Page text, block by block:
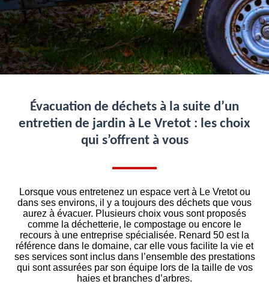
Évacuation de déchets à la suite d’un
entretien de jardin à Le Vretot : les choix
qui s’offrent à vous
Lorsque vous entretenez un espace vert à Le Vretot ou
dans ses environs, il y a toujours des déchets que vous
aurez à évacuer. Plusieurs choix vous sont proposés
comme la déchetterie, le compostage ou encore le
recours à une entreprise spécialisée. Renard 50 est la
référence dans le domaine, car elle vous facilite la vie et
ses services sont inclus dans l’ensemble des prestations
qui sont assurées par son équipe lors de la taille de vos
haies et branches d’arbres.